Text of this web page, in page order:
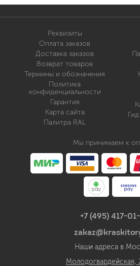
Реквизиты
Оплата заказов
Доставка заказов
Возврат товаров
Термины и обозначения
Политика
конфиденциальности
Гарантия
Карта сайта
Палитра RAL
Мы принимаем к
+7 (495) 417-
Наши адреса в
Молодогвардейская,